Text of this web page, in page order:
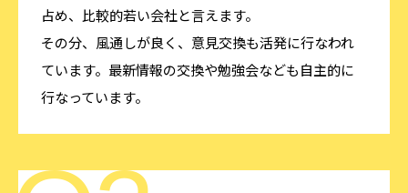
占め、比較的若い会社と言えます。
その分、風通しが良く、意見交換も活発に行なわれ
ています。最新情報の交換や勉強会なども自主的に
行なっています。